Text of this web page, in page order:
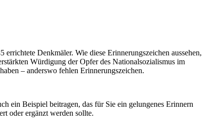
Denkmäler. Wie diese Erinnerungszeichen aussehen,
Würdigung der Opfer des Nationalsozialismus im
– anderswo fehlen Erinnerungszeichen.
ein Beispiel beitragen, das für Sie ein gelungenes Erinnern
oder ergänzt werden sollte.